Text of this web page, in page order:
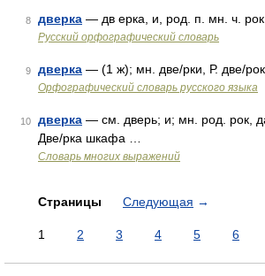
8 дверка — дв ерка, и, род. п. мн. ч. рок
Русский орфографический словарь
9 дверка — (1 ж); мн. две/рки, Р. две/
Орфографический словарь русского языка
10 дверка — см. дверь; и; мн. род. рок,
Две/рка шкафа …
Словарь многих выражений
Страницы Следующая →
1 2 3 4 5 6